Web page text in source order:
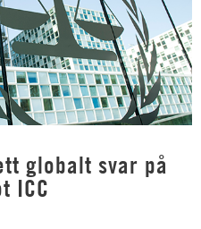
globalt svar på
ICC